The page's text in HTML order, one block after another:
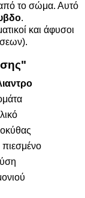
το σώμα. Αυτό
.
και άφυσοι